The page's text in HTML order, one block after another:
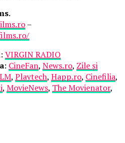
.
–
: VIRGIN RADIO
: CineFan, News.ro, Zile și
, Playtech, Happ.ro, Cinefilia,
, MovieNews, The Movienator,